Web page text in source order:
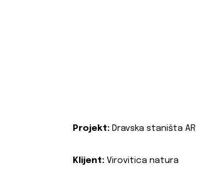
Projekt: Dravska staništa AR
Klijent: Virovitica natura